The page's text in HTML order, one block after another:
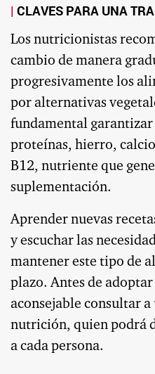
CLAVES PARA UNA
Los nutricionistas
cambio de manera
progresivamente los
por alternativas
fundamental garantizar
proteínas, hierro,
B12, nutriente que
suplementación.
Aprender nuevas
y escuchar las
mantener este tipo de
plazo. Antes de adoptar
aconsejable consultar
nutrición, quien podrá
a cada persona.